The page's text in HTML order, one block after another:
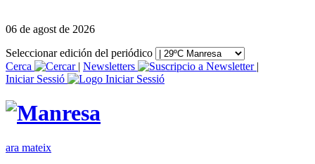
06 de agost de 2026
Seleccionar edición del periódico
Cerca
| Newsletters
|
Iniciar Sessió
ara mateix